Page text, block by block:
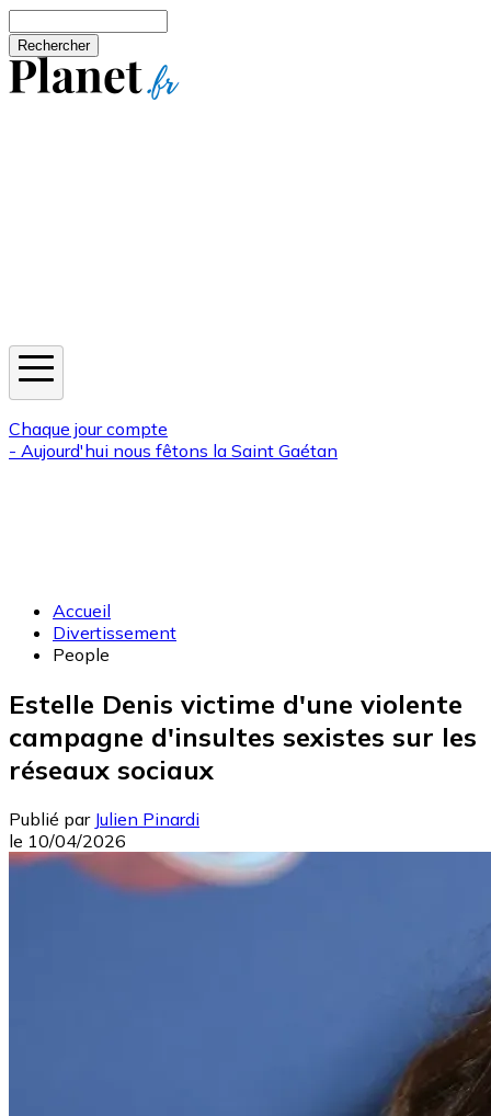
Chaque jour compte
- Aujourd'hui nous fêtons la Saint Gaétan
Accueil
Divertissement
People
Estelle Denis victime d'une violente
campagne d'insultes sexistes sur les
réseaux sociaux
Publié par Julien Pinardi
le 10/04/2026